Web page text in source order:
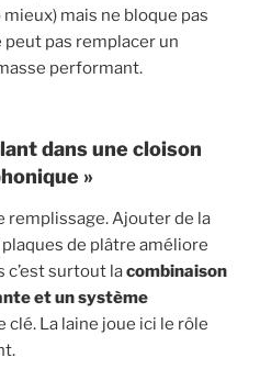
mais ne bloque pas
pas remplacer un
performant.
dans une cloison
»
remplissage. Ajouter de la
de plâtre améliore
c’est surtout lacombinaison
et un système
clé. La laine joue ici le rôle